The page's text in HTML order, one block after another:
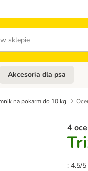
dla kota
Otwórz menu kategorii:
Akcesoria dla psa
na pokarm do 10 kg
4
: 4.5/5